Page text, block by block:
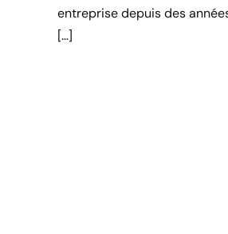
entreprise depuis des
[…]